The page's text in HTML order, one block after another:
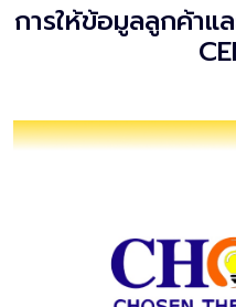
การให้ข้อมูลลูกค้าแ